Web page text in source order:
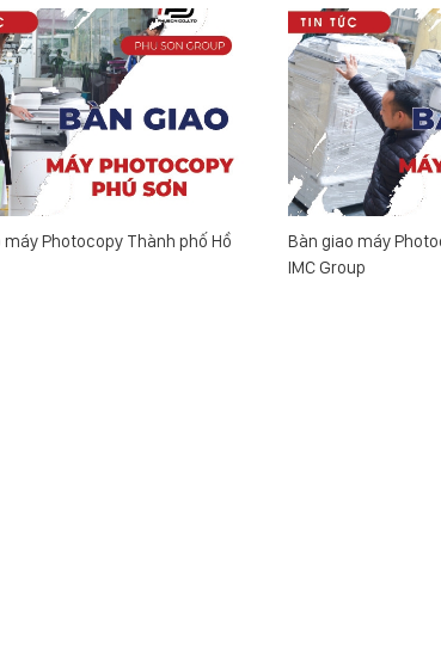
máy Photocopy Thành phố Hồ
Bàn giao máy
IMC Group